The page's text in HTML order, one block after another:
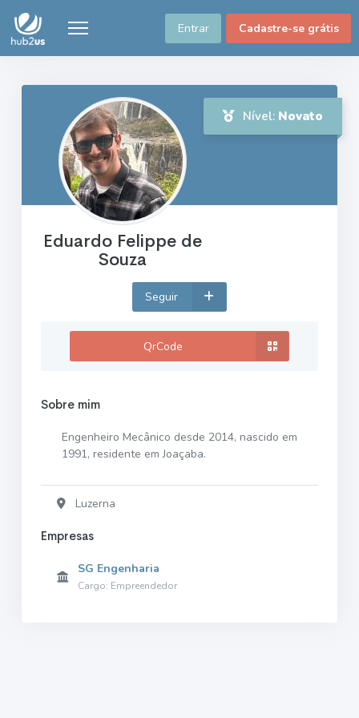
Entrar Cadastre-se grátis
Nível: Novato
Eduardo Felippe de
Souza
Seguir
QrCode
Sobre mim
Engenheiro Mecânico desde 2014, nascido em
1991, residente em Joaçaba.
Luzerna
Empresas
SG Engenharia
Cargo: Empreendedor